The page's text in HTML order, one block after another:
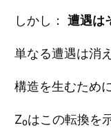
しかし： 遭遇は
単なる遭遇は消え
構造を生むため
Z₀はこの転換を